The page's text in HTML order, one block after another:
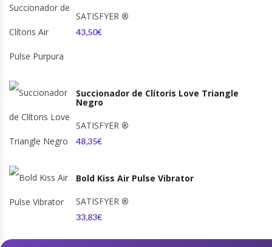
SATISFYER ®
43,50€
Succionador de Clítoris Love Triangle
Negro
SATISFYER ®
48,35€
Bold Kiss Air Pulse Vibrator
SATISFYER ®
33,83€